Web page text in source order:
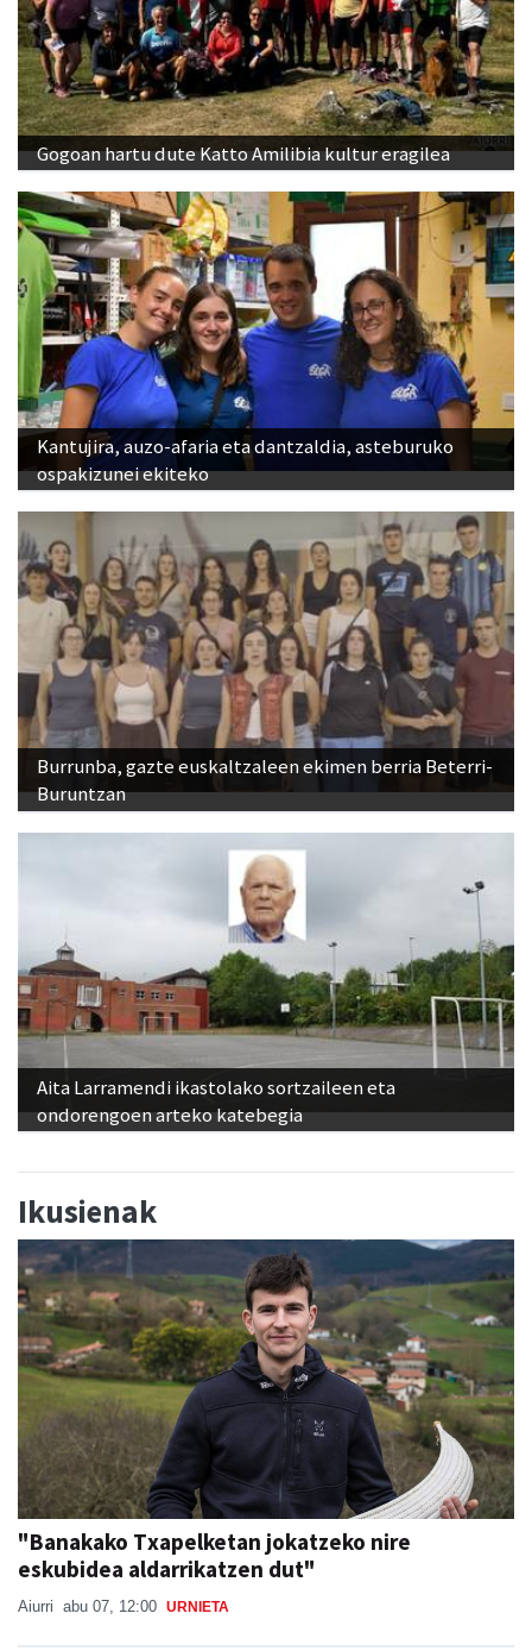
Gogoan hartu dute Katto Amilibia kultur eragilea
Kantujira, auzo-afaria eta dantzaldia, asteburuko
ospakizunei ekiteko
Burrunba, gazte euskaltzaleen ekimen berria Beterri-
Buruntzan
Aita Larramendi ikastolako sortzaileen eta
ondorengoen arteko katebegia
Ikusienak
"Banakako Txapelketan jokatzeko nire
eskubidea aldarrikatzen dut"
Aiurri abu 07, 12:00 URNIETA